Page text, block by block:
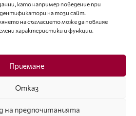
като например поведение при
на този сайт.
на съгласието може да повлияе
характеристики и функции.
Приемане
Отказ
на предпочитанията
2007-2025 Ot igla do konetz Ltd. & Fashion.bg